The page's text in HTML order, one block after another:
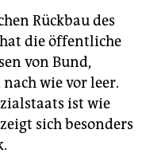
Rückbau des
die öffentliche
von Bund,
wie vor leer.
ist wie
sich besonders